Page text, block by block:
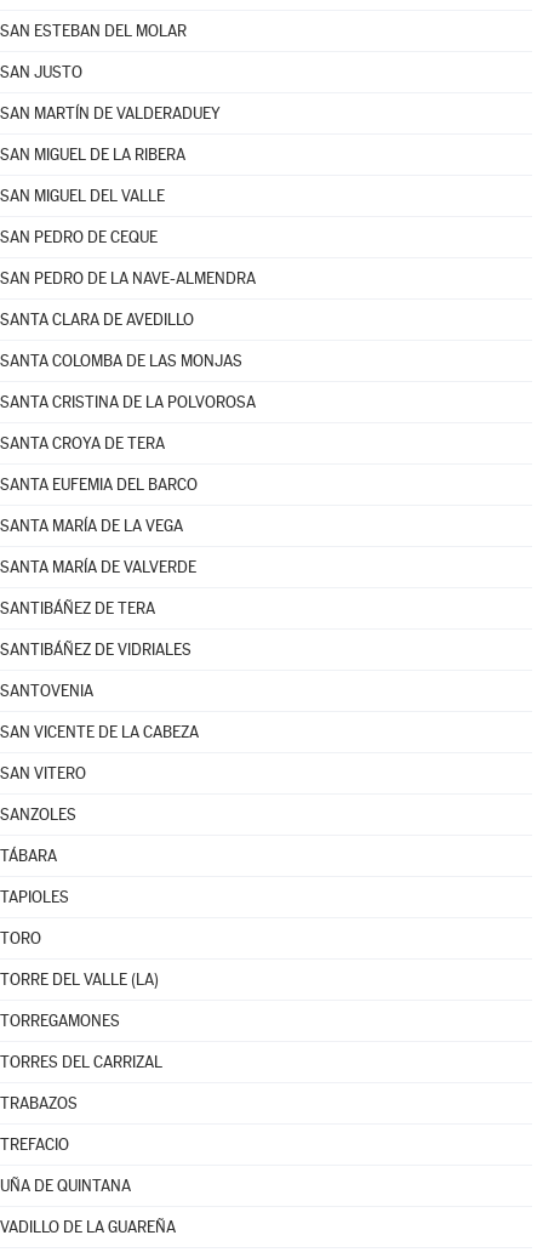
SAN ESTEBAN DEL MOLAR
SAN JUSTO
SAN MARTÍN DE VALDERADUEY
SAN MIGUEL DE LA RIBERA
SAN MIGUEL DEL VALLE
SAN PEDRO DE CEQUE
SAN PEDRO DE LA NAVE-ALMENDRA
SANTA CLARA DE AVEDILLO
SANTA COLOMBA DE LAS MONJAS
SANTA CRISTINA DE LA POLVOROSA
SANTA CROYA DE TERA
SANTA EUFEMIA DEL BARCO
SANTA MARÍA DE LA VEGA
SANTA MARÍA DE VALVERDE
SANTIBÁÑEZ DE TERA
SANTIBÁÑEZ DE VIDRIALES
SANTOVENIA
SAN VICENTE DE LA CABEZA
SAN VITERO
SANZOLES
TÁBARA
TAPIOLES
TORO
TORRE DEL VALLE (LA)
TORREGAMONES
TORRES DEL CARRIZAL
TRABAZOS
TREFACIO
UÑA DE QUINTANA
VADILLO DE LA GUAREÑA